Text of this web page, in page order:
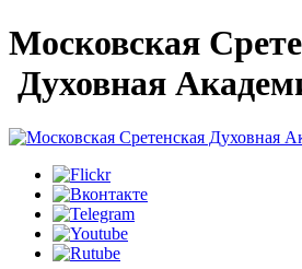
Московская
Духовная